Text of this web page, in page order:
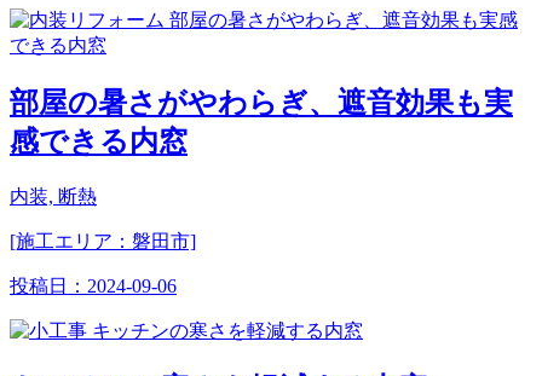
部屋の暑さがやわらぎ、遮音効果も実
感できる内窓
内装, 断熱
[施工エリア：磐田市]
投稿日： 2024-09-06